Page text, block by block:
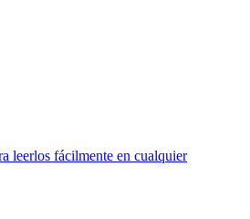
leerlos fácilmente en cualquier